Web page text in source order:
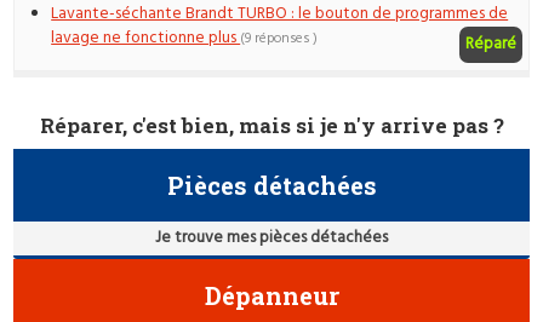
Lavante-séchante Brandt TURBO : le bouton de programmes de
lavage ne fonctionne plus
Réparé
(9 réponses )
Réparer, c'est bien, mais si je n'y arrive pas ?
Pièces détachées
Je trouve mes pièces détachées
Dépanneur